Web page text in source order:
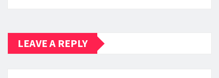
LEAVE A REPLY